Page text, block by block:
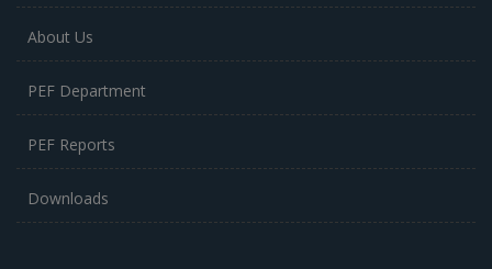
About Us
PEF Department
PEF Reports
Downloads